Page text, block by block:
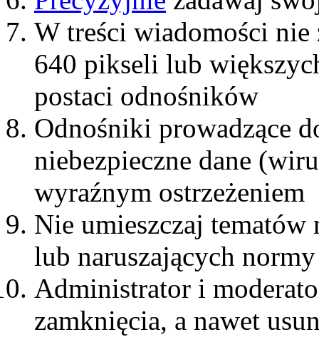
W treści wiadomości nie
640 pikseli lub
postaci odnośników
Odnośniki prowadzące
niebezpieczne dane
wyraźnym ostrzeżeniem
Nie umieszczaj
lub naruszających normy
Administrator i
zamknięcia, a nawet